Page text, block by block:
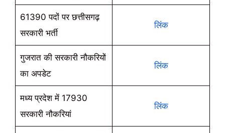
61390 पदों पर छत्तीसगढ़
सरकारी भर्ती
लिंक
गुजरात की सरकारी नौकरियों
का अपडेट
लिंक
मध्य प्रदेश में 17930
सरकारी नौकरियां
लिंक